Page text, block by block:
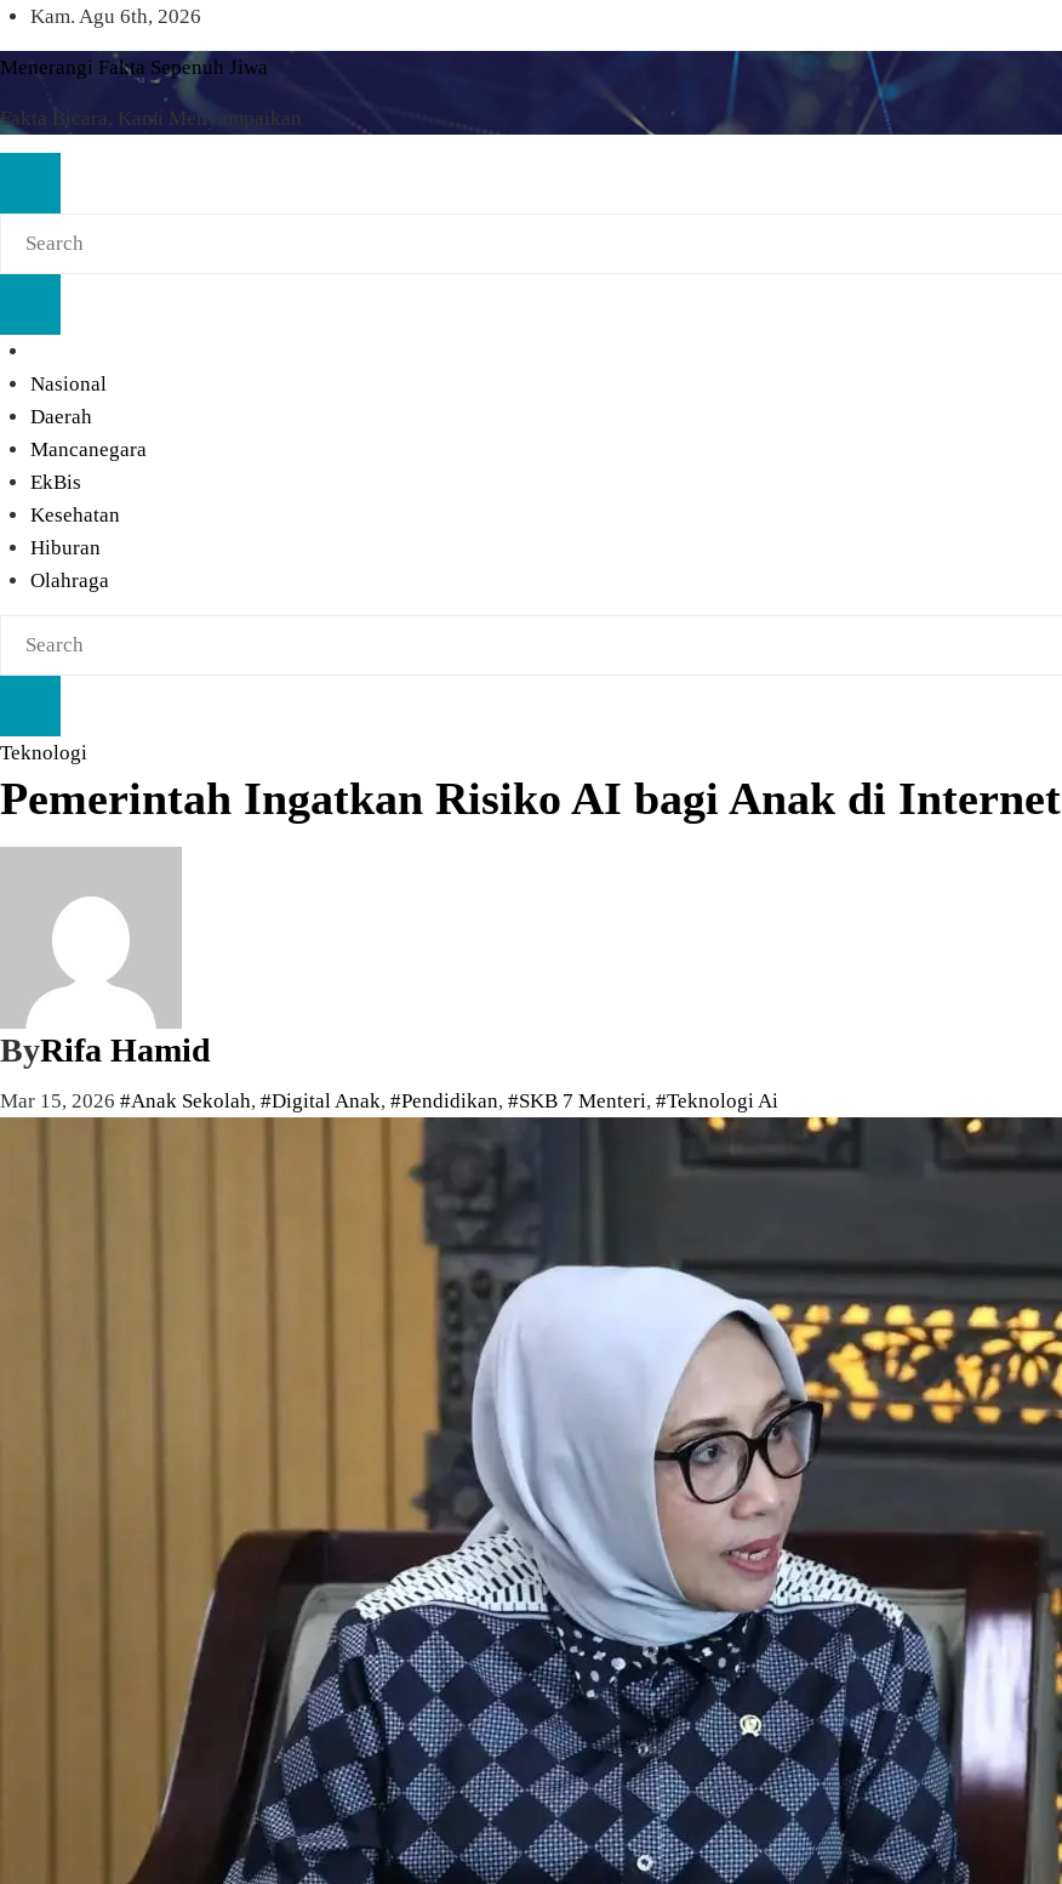
Skip
to
content
Kam. Agu 6th, 2026
Menerangi Fakta Sepenuh Jiwa
Fakta Bicara, Kami Menyampaikan
Nasional
Daerah
Mancanegara
EkBis
Kesehatan
Hiburan
Olahraga
Teknologi
Pemerintah Ingatkan Risiko AI bagi Anak di Internet
ByRifa Hamid
Mar 15, 2026 #Anak Sekolah, #Digital Anak, #Pendidikan, #SKB 7 Menteri, #Teknologi Ai